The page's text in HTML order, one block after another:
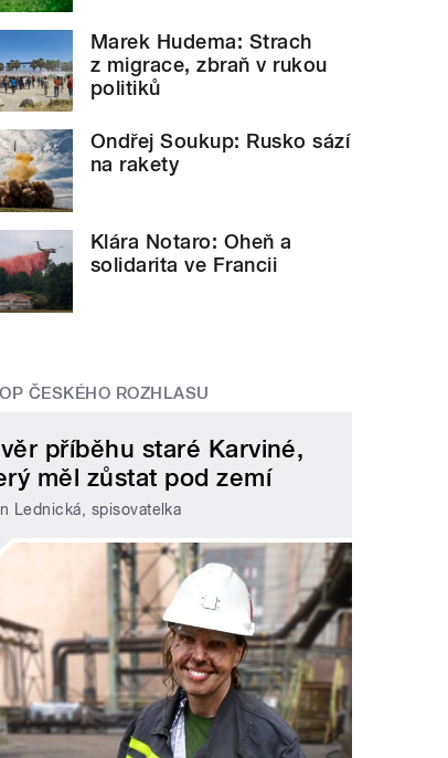
Marek Hudema: Strach
z migrace, zbraň v rukou
politiků
Ondřej Soukup: Rusko sází
na rakety
Klára Notaro: Oheň a
solidarita ve Francii
ČESKÉHO ROZHLASU
příběhu staré Karviné,
měl zůstat pod zemí
Lednická, spisovatelka